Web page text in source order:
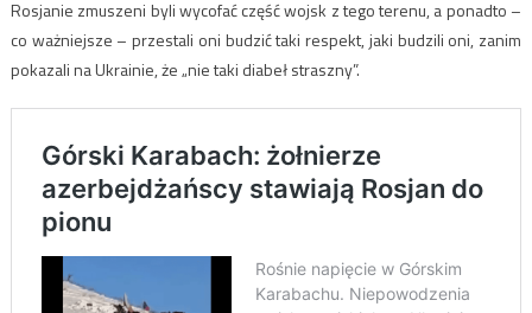
Rosjanie zmuszeni byli wycofać część wojsk z tego terenu, a ponadto –
co ważniejsze – przestali oni budzić taki respekt, jaki budzili oni, zanim
pokazali na Ukrainie, że „nie taki diabeł straszny”.